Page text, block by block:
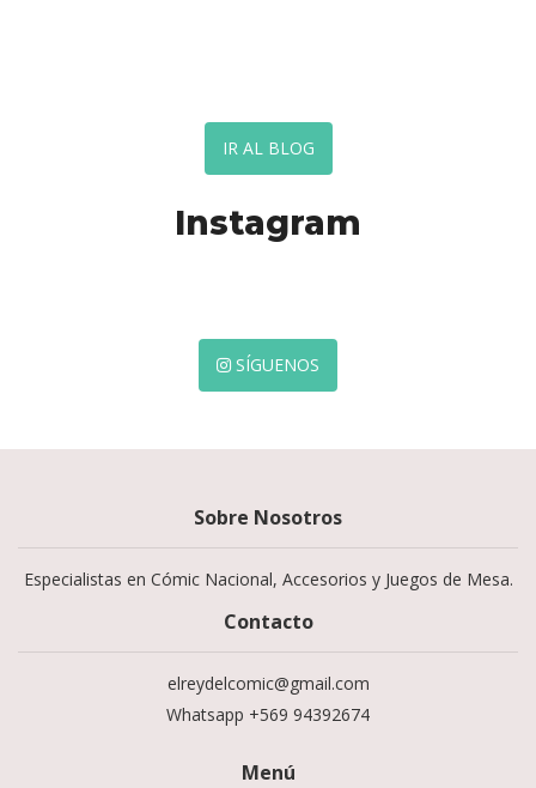
IR AL BLOG
Instagram
SÍGUENOS
Sobre Nosotros
Especialistas en Cómic Nacional, Accesorios y Juegos de Mesa.
Contacto
elreydelcomic@gmail.com
Whatsapp +569 94392674
Menú